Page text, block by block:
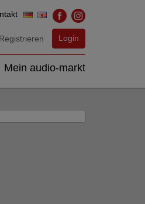
Registrieren Login
Mein audio-markt